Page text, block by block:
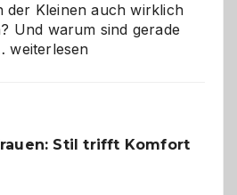
der Kleinen auch wirklich
Und warum sind gerade
Namensaufkleber
gegen
weiterlesen
Stil trifft Komfort